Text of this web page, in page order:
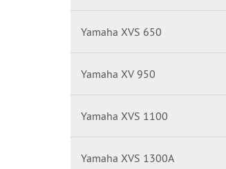
Yamaha XVS 650
Yamaha XV 950
Yamaha XVS 1100
Yamaha XVS 1300A